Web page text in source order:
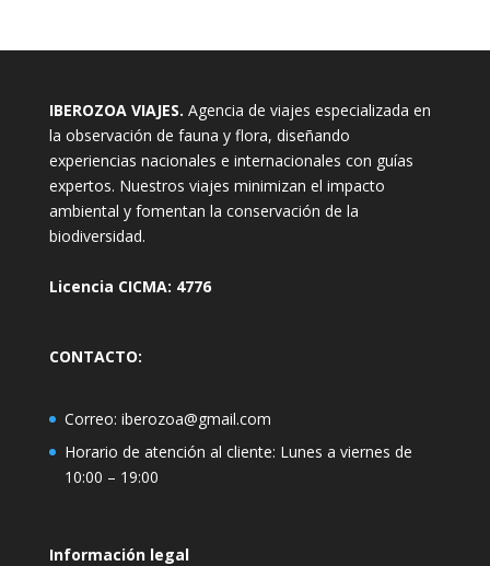
IBEROZOA VIAJES. Agencia de viajes especializada en
la observación de fauna y flora, diseñando
experiencias nacionales e internacionales con guías
expertos. Nuestros viajes minimizan el impacto
ambiental y fomentan la conservación de la
biodiversidad.
Licencia CICMA: 4776
CONTACTO:
Correo: iberozoa@gmail.com
Horario de atención al cliente: Lunes a viernes de
10:00 – 19:00
Información legal